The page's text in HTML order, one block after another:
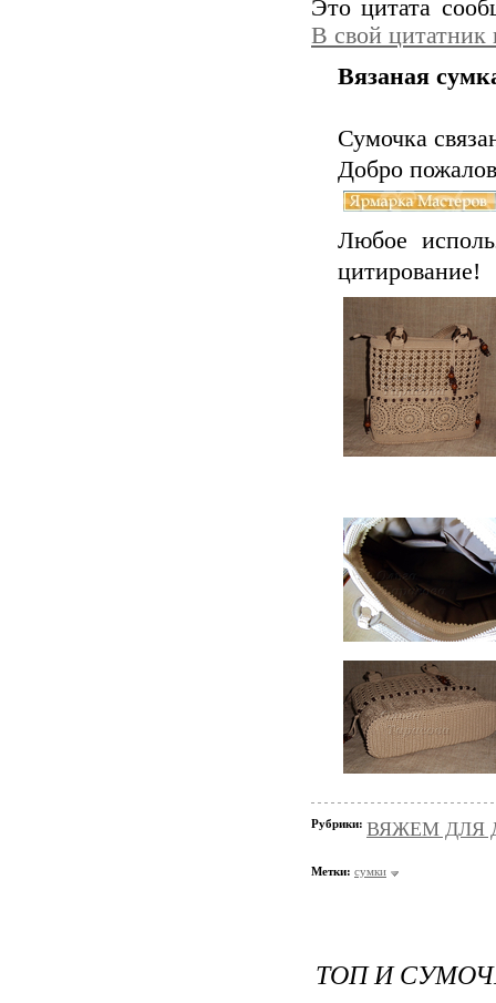
Это цитата
В свой цитатник
Вязаная
Сумочка
Добро
Любое
цитирование!
Рубрики: ВЯЖЕМ ДЛЯ
Метки: сумки
ТОП И